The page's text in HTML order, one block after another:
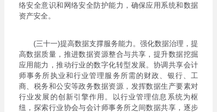
络安全意识和网络安全防护能力，确保应用系统和数据
资产安全。
(三十一)提高数据支撑服务能力。强化数据治理，提
高数据质量，推进数据资源整合与共享，提升数据挖掘
应用能力，推动行业的数字化转型发展。协调共享会计
师事务所执业和行业管理服务所需的财政、银行、工
商、税务和公安等政务数据资源，发挥数据生产要素对
行业发展的创新引擎作用。以行业管理信息系统为枢
纽，探索行业协会与会计师事务所之间数据共享，逐步